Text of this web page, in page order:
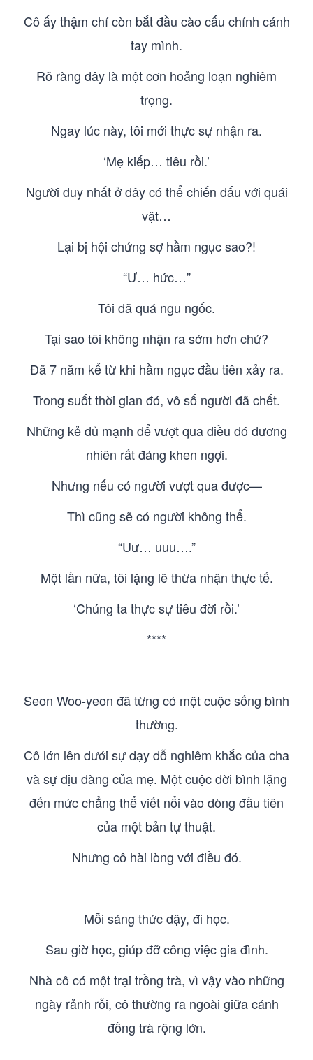
Cô ấy thậm chí còn bắt đầu cào cấu chính cánh
tay mình.
Rõ ràng đây là một cơn hoảng loạn nghiêm
trọng.
Ngay lúc này, tôi mới thực sự nhận ra.
‘Mẹ kiếp… tiêu rồi.’
Người duy nhất ở đây có thể chiến đấu với quái
vật…
Lại bị hội chứng sợ hầm ngục sao?!
“Ư… hức…”
Tôi đã quá ngu ngốc.
Tại sao tôi không nhận ra sớm hơn chứ?
Đã 7 năm kể từ khi hầm ngục đầu tiên xảy ra.
Trong suốt thời gian đó, vô số người đã chết.
Những kẻ đủ mạnh để vượt qua điều đó đương
nhiên rất đáng khen ngợi.
Nhưng nếu có người vượt qua được—
Thì cũng sẽ có người không thể.
“Uư… uuu….”
Một lần nữa, tôi lặng lẽ thừa nhận thực tế.
‘Chúng ta thực sự tiêu đời rồi.’
****
Seon Woo-yeon đã từng có một cuộc sống bình
thường.
Cô lớn lên dưới sự dạy dỗ nghiêm khắc của cha
và sự dịu dàng của mẹ. Một cuộc đời bình lặng
đến mức chẳng thể viết nổi vào dòng đầu tiên
của một bản tự thuật.
Nhưng cô hài lòng với điều đó.
Mỗi sáng thức dậy, đi học.
Sau giờ học, giúp đỡ công việc gia đình.
Nhà cô có một trại trồng trà, vì vậy vào những
ngày rảnh rỗi, cô thường ra ngoài giữa cánh
đồng trà rộng lớn.